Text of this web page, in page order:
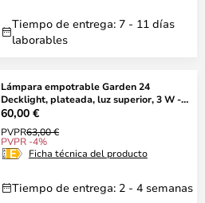
Tiempo de entrega: 7 - 11 días
laborables
Lámpara empotrable Garden 24
Decklight, plateada, luz superior, 3 W -
Markslöjd
60,00 €
PVPR63,00 €
PVPR -4%
Ficha técnica del producto
Tiempo de entrega: 2 - 4 semanas